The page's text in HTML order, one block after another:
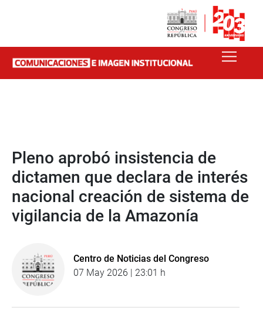
Pleno aprobó insistencia de
dictamen que declara de interés
nacional creación de sistema de
vigilancia de la Amazonía
Centro de Noticias del Congreso
07 May 2026 | 23:01 h